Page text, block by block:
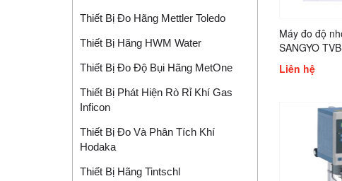
Máy đo độ
SANGYO
Liên hệ
Thiết Bị Đo Hãng Mettler Toledo
Thiết Bị Hãng HWM Water
Thiết Bị Đo Độ Bụi Hãng MetOne
Thiết Bị Phát Hiện Rò Rỉ Khí Gas
Inficon
Thiết Bị Đo Và Phân Tích Khí
Hodaka
Thiết Bị Hãng Tintschl